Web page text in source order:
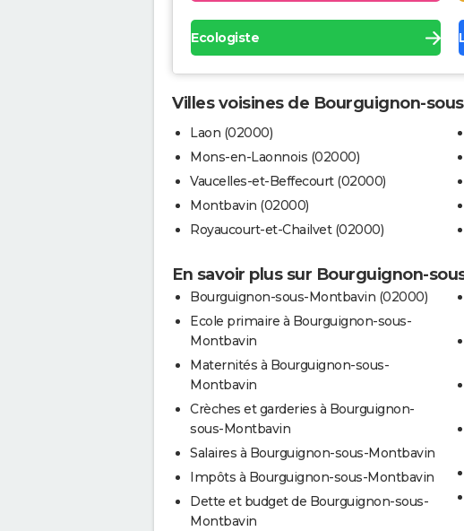
Ecologiste
Villes voisines de Bourguignon-
Laon (02000)
Mons-en-Laonnois (02000)
Vaucelles-et-Beffecourt (02000)
Montbavin (02000)
Royaucourt-et-Chailvet (02000)
En savoir plus sur Bourguignon-
Bourguignon-sous-Montbavin (02000)
Ecole primaire à Bourguignon-sous-
Montbavin
Maternités à Bourguignon-sous-
Montbavin
Crèches et garderies à Bourguignon-
sous-Montbavin
Salaires à Bourguignon-sous-Montbavin
Impôts à Bourguignon-sous-Montbavin
Dette et budget de Bourguignon-sous-
Montbavin